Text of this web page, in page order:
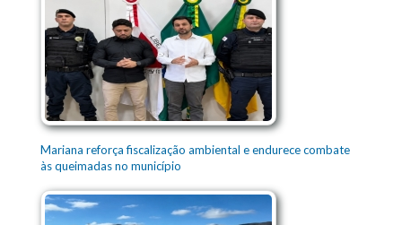
Mariana reforça fiscalização ambiental e endurece combate
às queimadas no município